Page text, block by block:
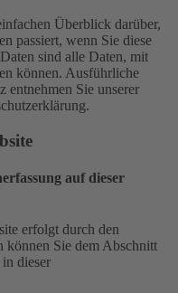
Überblick darüber,
passiert, wenn Sie diese
sind alle Daten, mit
können. Ausführliche
entnehmen Sie unserer
auf dieser
erfolgt durch den
können Sie dem Abschnitt
dieser